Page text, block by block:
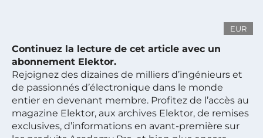
EUR
Continuez la lecture de cet article avec un
abonnement Elektor.
Rejoignez des dizaines de milliers d’ingénieurs et
de passionnés d’électronique dans le monde
entier en devenant membre. Profitez de l’accès au
magazine Elektor, aux archives Elektor, de remises
exclusives, d’informations en avant-première sur